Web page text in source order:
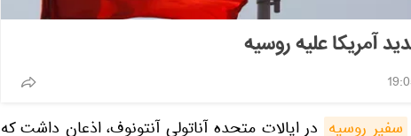
آمریکا علیه روسیه